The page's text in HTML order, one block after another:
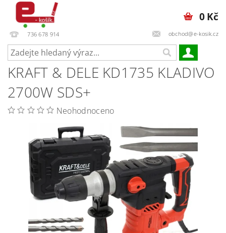
736 678 914 obchod@e-kosik.cz
0 Kč
KRAFT & DELE KD1735 KLADIVO
2700W SDS+
Neohodnoceno